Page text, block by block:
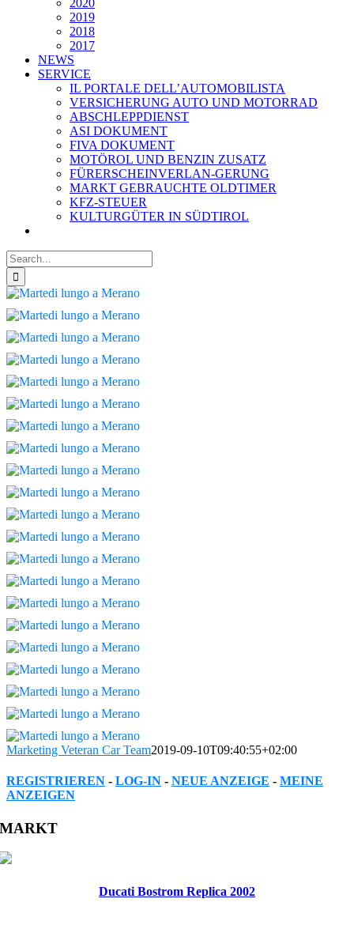
2020
2019
2018
2017
NEWS
SERVICE
IL PORTALE DELL’AUTOMOBILISTA
VERSICHERUNG AUTO UND MOTORRAD
ABSCHLEPPDIENST
ASI DOKUMENT
FIVA DOKUMENT
MOTÖROL UND BENZIN ZUSATZ
FÜRERSCHEINVERLAN-GERUNG
MARKT GEBRAUCHTE OLDTIMER
KFZ-STEUER
KULTURGÜTER IN SÜDTIROL
Search
for:
Marketing Veteran Car Team2019-09-10T09:40:55+02:00
REGISTRIEREN - LOG-IN - NEUE ANZEIGE - MEINE
ANZEIGEN
Facebook
Twitter
Reddit
LinkedIn
WhatsApp
Tumblr
Pinterest
Vk
Xing
Email
MARKT
Ducati Bostrom Replica 2002